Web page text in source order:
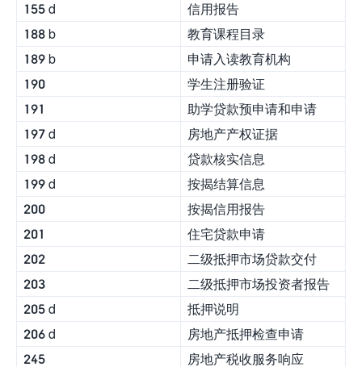
155 d
信用报告
188 b
教育课程目录
189 b
申请入读教育机构
190
学生注册验证
191
助学贷款预申请和申请
197 d
房地产产权证据
198 d
贷款核实信息
199 d
按揭结算信息
200
按揭信用报告
201
住宅贷款申请
202
二级抵押市场贷款交付
203
二级抵押市场投资者报告
205 d
抵押说明
206 d
房地产抵押检查申请
245
房地产税收服务响应